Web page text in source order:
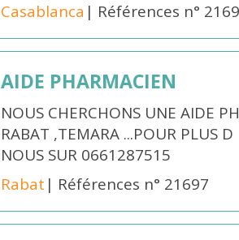
Casablanca | Références n°
AIDE PHARMACIEN
NOUS CHERCHONS UNE AIDE
RABAT ,TEMARA ...POUR PLUS
NOUS SUR 0661287515
Rabat | Références n° 21697